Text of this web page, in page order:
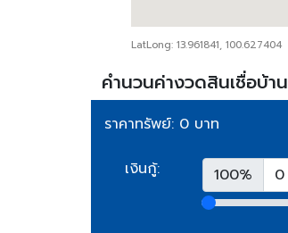
LatLong: 13.961841, 100.627404
คำนวนค่างวดสินเชื่อบ้าน
ราคาทรัพย์: 0 บาท
เงินกู้: 100%